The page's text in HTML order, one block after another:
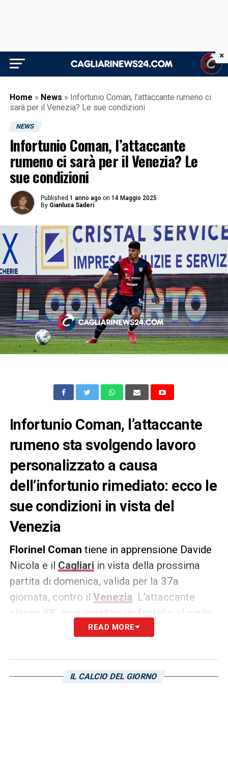
Home » News » Infortunio Coman, l’attaccante rumeno ci
sarà per il Venezia? Le sue condizioni
NEWS
Infortunio Coman, l’attaccante
rumeno ci sarà per il Venezia? Le
sue condizioni
Published 1 anno ago on 14 Maggio 2025
By Gianluca Saderi
Infortunio Coman, l’attaccante
rumeno sta svolgendo lavoro
personalizzato a causa
dell’infortunio rimediato: ecco le
sue condizioni in vista del
Venezia
Florinel Coman tiene in apprensione Davide
Nicola e il Cagliari in vista della prossima
partita di domenica, valida per la 37a
giornata, contro il Venezia. L’attaccante
classe 98′ deve smaltire un fastidio al piede
sinistro che si trascina ormai da diverse
alCRAI Sport Centerdi ieri ha svolto un
lavoro personalizzato, obbiettivo cercare di
READ MORE
IL CALCIO DEL GIORNO
×